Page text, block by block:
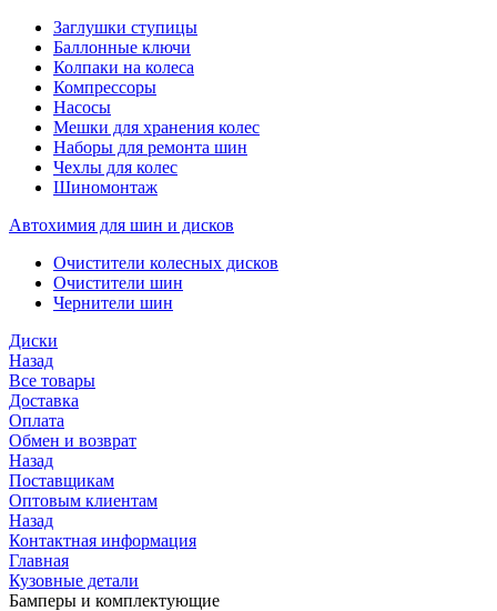
Заглушки ступицы
Баллонные ключи
Колпаки на колеса
Компрессоры
Насосы
Мешки для хранения колес
Наборы для ремонта шин
Чехлы для колес
Шиномонтаж
Автохимия для шин и дисков
Очистители колесных дисков
Очистители шин
Чернители шин
Диски
Назад
Все товары
Доставка
Оплата
Обмен и возврат
Назад
Поставщикам
Оптовым клиентам
Назад
Контактная информация
Главная
Кузовные детали
Бамперы и комплектующие